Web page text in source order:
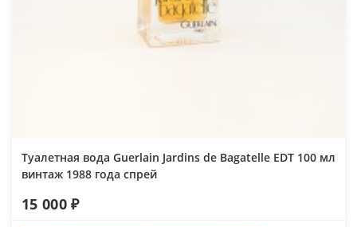
Туалетная вода Guerlain Jаrdins dе Ваgаtellе EDT 100 мл
винтаж 1988 года спрей
15 000 ₽